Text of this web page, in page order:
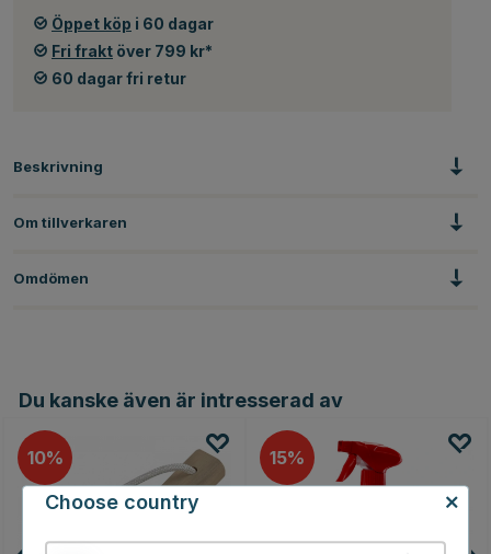
Öppet köp i 60 dagar
Fri frakt över 799 kr*
60 dagar fri retur
Beskrivning
Om tillverkaren
Omdömen
Du kanske även är intresserad av
10 15
Choose country